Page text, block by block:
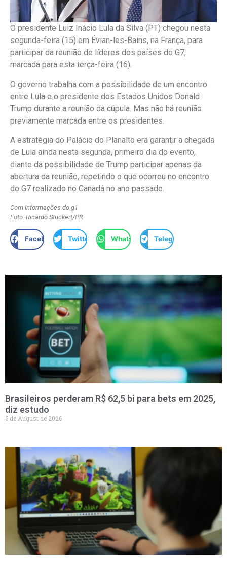
O presidente Luiz Inácio Lula da Silva (PT) chegou nesta
segunda-feira (15) em Évian-les-Bains, na França, para
participar da reunião de líderes dos países do G7,
marcada para esta terça-feira (16).
O governo trabalha com a possibilidade de um encontro
entre Lula e o presidente dos Estados Unidos Donald
Trump durante a reunião da cúpula. Mas não há reunião
previamente marcada entre os presidentes.
A estratégia do Palácio do Planalto era garantir a chegada
de Lula ainda nesta segunda, primeiro dia do evento,
diante da possibilidade de Trump participar apenas da
abertura da reunião, repetindo o que ocorreu no encontro
do G7 realizado no Canadá no ano passado.
Com informações do g1
Foto: Ricardo Stuckert/PR
Facebook Twitter WhatsApp Telegram
Brasileiros perderam R$ 62,5 bi para bets em 2025,
diz estudo
6 de August de 2026